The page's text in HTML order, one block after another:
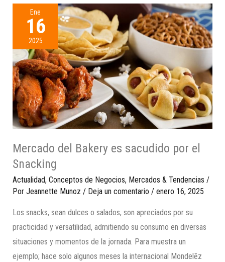
Ene
16
2025
Mercado del Bakery es sacudido por el
Snacking
Actualidad, Conceptos de Negocios, Mercados & Tendencias /
Por Jeannette Munoz / Deja un comentario / enero 16, 2025
Los snacks, sean dulces o salados, son apreciados por su
practicidad y versatilidad, admitiendo su consumo en diversas
situaciones y momentos de la jornada. Para muestra un
ejemplo; hace solo algunos meses la internacional Mondelēz